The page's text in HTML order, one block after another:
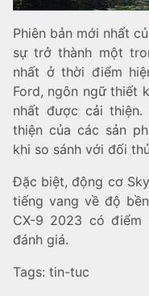
Phiên bản mới nhất
sự trở thành một
nhất ở thời điểm
Ford, ngôn ngữ thiết
nhất được cải
thiện của các sản
khi so sánh với đối
Đặc biệt, động cơ
tiếng vang về độ
CX-9 2023 có điểm
đánh giá.
Tags: tin-tuc